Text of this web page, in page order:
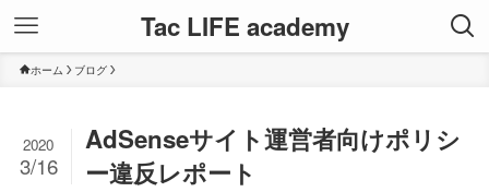
Tac LIFE academy
ホーム ブログ
AdSenseサイト運営者向けポリシ
ー違反レポート
2020
3/16